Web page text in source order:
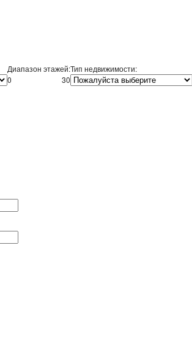
Диапазон этажей:
0
30
Тип недвижимости: